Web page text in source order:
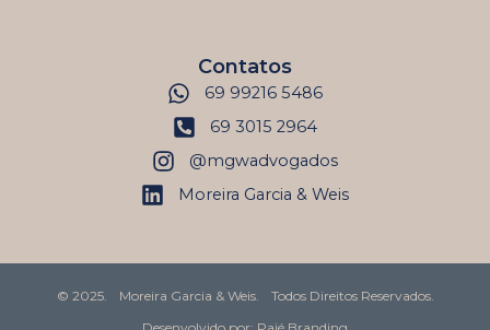
Contatos
69 99216 5486
69 3015 2964
@mgwadvogados
Moreira Garcia & Weis
© 2025. Moreira Garcia & Weis.
Todos Direitos Reservados.